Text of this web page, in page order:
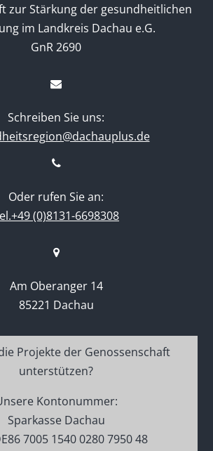
zur Stärkung der gesundheitlichen
im Landkreis Dachau e.G.
GnR 2690
Schreiben Sie uns:
Oder rufen Sie an:
(0)8131-6698308
Am Oberanger 14
85221 Dachau
Projekte der Genossenschaft
unterstützen?
Kontonummer:
Sparkasse Dachau
7005 1540 0280 7950 48